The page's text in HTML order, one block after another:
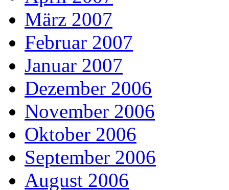
März 2007
Februar 2007
Januar 2007
Dezember 2006
November 2006
Oktober 2006
September 2006
August 2006